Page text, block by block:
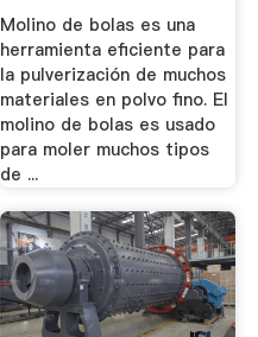
Molino de bolas es una
herramienta eficiente para
la pulverización de muchos
materiales en polvo fino. El
molino de bolas es usado
para moler muchos tipos
de ...